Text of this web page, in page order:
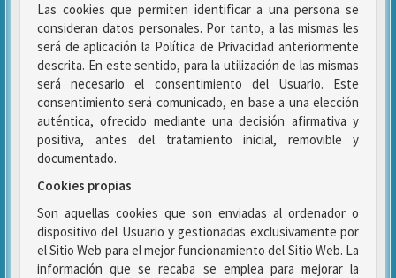
Las cookies que permiten identificar a una persona se
consideran datos personales. Por tanto, a las mismas les
será de aplicación la Política de Privacidad anteriormente
descrita. En este sentido, para la utilización de las mismas
será necesario el consentimiento del Usuario. Este
consentimiento será comunicado, en base a una elección
auténtica, ofrecido mediante una decisión afirmativa y
positiva, antes del tratamiento inicial, removible y
documentado.
Cookies propias
Son aquellas cookies que son enviadas al ordenador o
dispositivo del Usuario y gestionadas exclusivamente por
el Sitio Web para el mejor funcionamiento del Sitio Web. La
información que se recaba se emplea para mejorar la